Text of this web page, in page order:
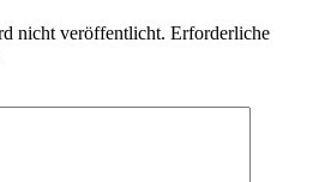
nicht veröffentlicht. Erforderliche